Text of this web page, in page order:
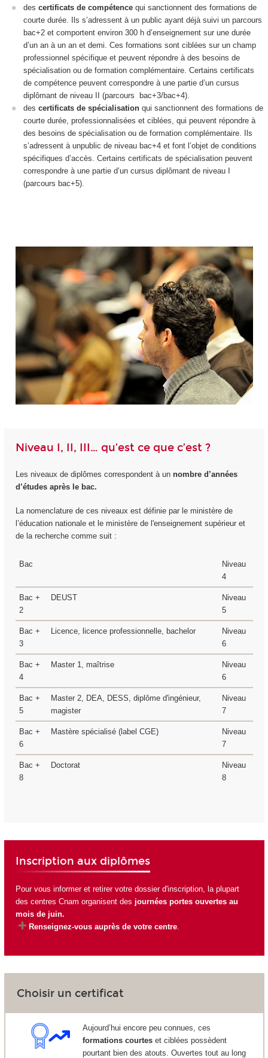
des certificats de compétence qui sanctionnent des formations de
courte durée. Ils s’adressent à un public ayant déjà suivi un parcours
bac+2 et comportent environ 300 h d’enseignement sur une durée
d’un an à un an et demi. Ces formations sont ciblées sur un champ
professionnel spécifique et peuvent répondre à des besoins de
spécialisation ou de formation complémentaire. Certains certificats
de compétence peuvent correspondre à une partie d’un cursus
diplômant de niveau II (parcours bac+3/bac+4).
des certificats de spécialisation qui sanctionnent des formations de
courte durée, professionnalisées et ciblées, qui peuvent répondre à
des besoins de spécialisation ou de formation complémentaire. Ils
s’adressent à unpublic de niveau bac+4 et font l’objet de conditions
spécifiques d’accès. Certains certificats de spécialisation peuvent
correspondre à une partie d’un cursus diplômant de niveau I
(parcours bac+5).
Niveau I, II, III… qu’est ce que c’est ?
Les niveaux de diplômes correspondent à un nombre d’années
d’études après le bac.
La nomenclature de ces niveaux est définie par le ministère de
l’éducation nationale et le ministère de l'enseignement supérieur et
de la recherche comme suit :
Bac
Niveau
4
Bac +
2
DEUST
Niveau
5
Bac +
3
Licence, licence professionnelle, bachelor
Niveau
6
Bac +
4
Master 1, maîtrise
Niveau
6
Bac +
5
Master 2, DEA, DESS, diplôme d'ingénieur,
magister
Niveau
7
Bac +
6
Mastère spécialisé (label CGE)
Niveau
7
Bac +
8
Doctorat
Niveau
8
Inscription aux diplômes
Pour vous informer et retirer votre dossier d'inscription, la plupart
des centres Cnam organisent des journées portes ouvertes au
mois de juin.
Renseignez-vous auprès de votre centre.
Choisir un certificat
Aujourd’hui encore peu connues, ces
formations courteset ciblées possèdent
pourtant bien des atouts. Ouvertes tout au long